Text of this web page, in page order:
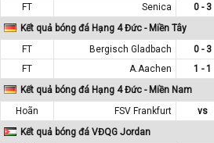
FT
Senica 0 - 3
Kết quả bóng đá Hạng 4 Đức - Miền Tây
FT
Bergisch Gladbach 0 - 3
FT
A.Aachen 1 - 1
Kết quả bóng đá Hạng 4 Đức - Miền Nam
Hoãn
FSV Frankfurt vs
Kết quả bóng đá VĐQG Jordan